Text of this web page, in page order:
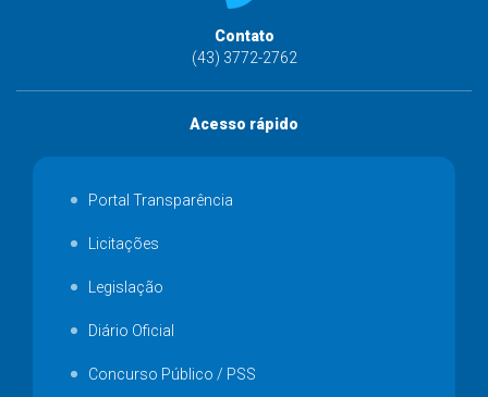
Contato
(43) 3772-2762
Acesso rápido
Portal Transparência
Licitações
Legislação
Diário Oficial
Concurso Público / PSS